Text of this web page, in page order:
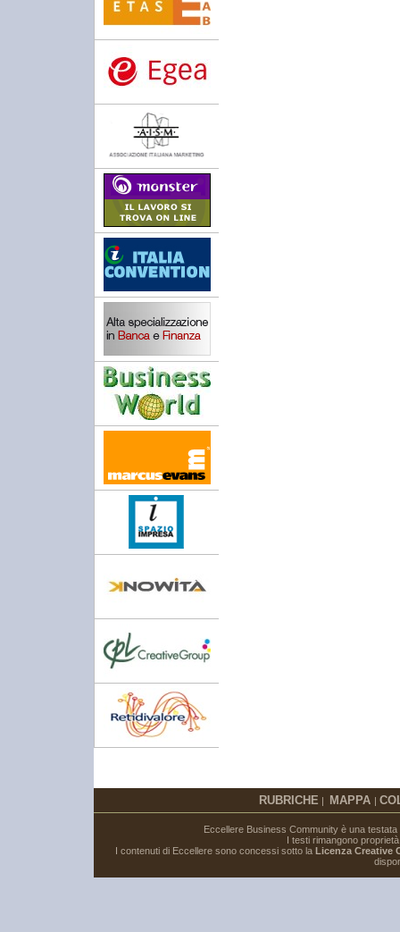
RUBRICHE | MAPPA |
Eccellere Business Community è una
I testi rimangono
I contenuti di Eccellere sono concessi sotto la Licenza Creative